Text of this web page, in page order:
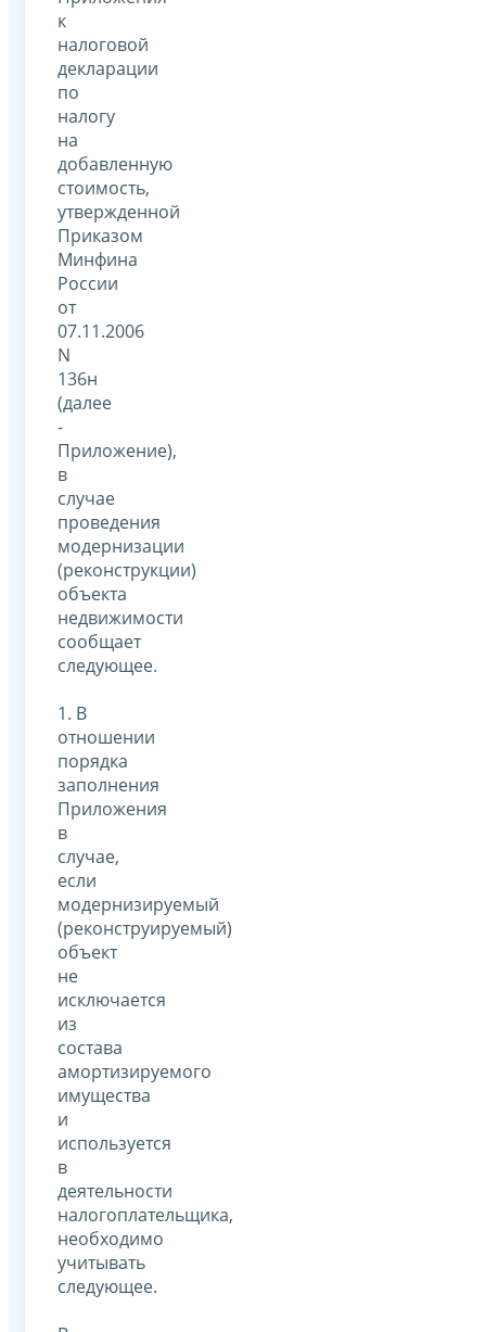
к
налоговой
декларации
по
налогу
на
добавленную
стоимость,
утвержденной
Приказом
Минфина
России
от
07.11.2006
N
136н
(далее
-
Приложение),
в
случае
проведения
модернизации
(реконструкции)
объекта
недвижимости
сообщает
следующее.
1. В
отношении
порядка
заполнения
Приложения
в
случае,
если
модернизируемый
(реконструируемый)
объект
не
исключается
из
состава
амортизируемого
имущества
и
используется
в
деятельности
налогоплательщика,
необходимо
учитывать
следующее.